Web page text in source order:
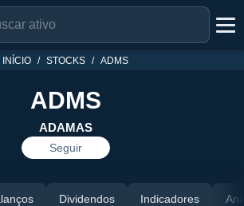
INÍCIO STOCKS ADMS
ADMS
ADAMAS
Seguir
Dividendos Indicadores